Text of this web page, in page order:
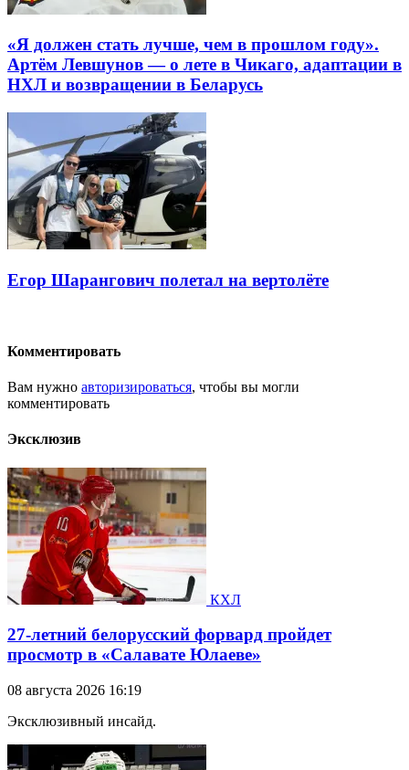
«Я должен стать лучше, чем в прошлом году».
Артём Левшунов — о лете в Чикаго, адаптации в
НХЛ и возвращении в Беларусь
Егор Шарангович полетал на вертолёте
Комментировать
Вам нужно авторизироваться, чтобы вы могли
комментировать
Эксклюзив
КХЛ
27-летний белорусский форвард пройдет
просмотр в «Салавате Юлаеве»
08 августа 2026 16:19
Эксклюзивный инсайд.